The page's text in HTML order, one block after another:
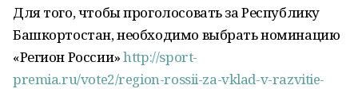
Для того, чтобы проголосовать за Республику
Башкортостан, необходимо выбрать номинацию
«Регион России»http://sport-
premia.ru/vote2/region-rossii-za-vklad-v-razvitie-